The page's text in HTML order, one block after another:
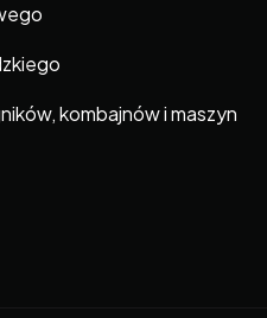
kombajnów i maszyn